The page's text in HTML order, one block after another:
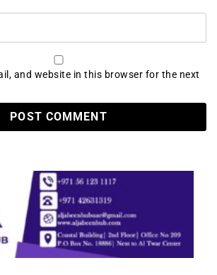
and website in this browser for the next